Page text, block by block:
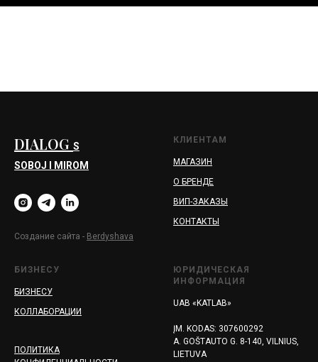
DIALOG S
SOBOJ I MIROM
Создание сайта - Berdyshava
КЛИЕНТАМ
МАГАЗИН
О БРЕНДЕ
ВИП-ЗАКАЗЫ
КОНТАКТЫ
БИЗНЕСУ
БИЗНЕСУ
КОЛЛАБОРАЦИИ
ПОЛИТИКА
ЮРИДИЧЕСКАЯ
ИНФОРМАЦИЯ
UAB «KATLAB»
ĮM. KODAS: 307600292
A. GOŠTAUTO G. 8-140, VILNIUS,
LIETUVA